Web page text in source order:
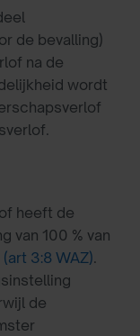
de bevalling)
na de
wordt
heeft de
van 100 % van
(art 3:8 WAZ).
de